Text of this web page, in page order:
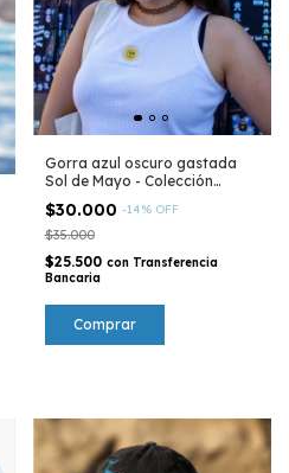
Gorra azul oscuro gastada
Sol de Mayo - Colección
$30.000 -14% OFF
$35.000
$25.500 con Transferencia
Bancaria